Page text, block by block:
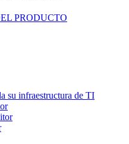
PRODUCTO
su infraestructura de TI